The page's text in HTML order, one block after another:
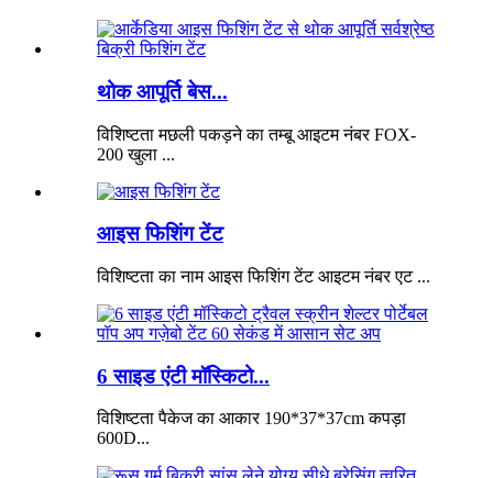
थोक आपूर्ति बेस...
विशिष्टता मछली पकड़ने का तम्बू आइटम नंबर FOX-
200 खुला ...
आइस फिशिंग टेंट
विशिष्टता का नाम आइस फिशिंग टेंट आइटम नंबर एट ...
6 साइड एंटी मॉस्किटो...
विशिष्टता पैकेज का आकार 190*37*37cm कपड़ा
600D...